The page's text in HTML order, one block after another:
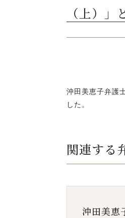
（上）
沖田美恵子弁護
した。
関連する
沖田美恵